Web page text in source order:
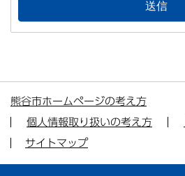
熊谷市ホームページの考え方
個人情報取り扱いの考え方
サイトマップ